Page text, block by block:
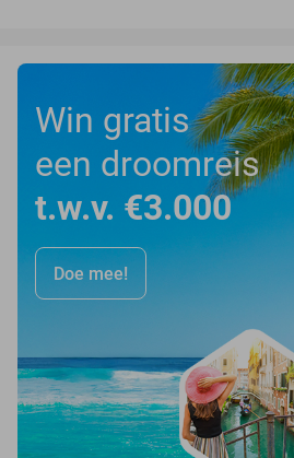
Win gratis
een droomreis
t.w.v. €3.000
Doe mee!